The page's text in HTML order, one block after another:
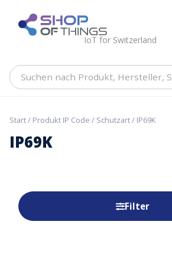
content ShopOfThings
IoT for Switzerland
Suchen
Hersteller,
Start/ Produkt IP Code / Schutzart / IP69K
IP69K
Filter